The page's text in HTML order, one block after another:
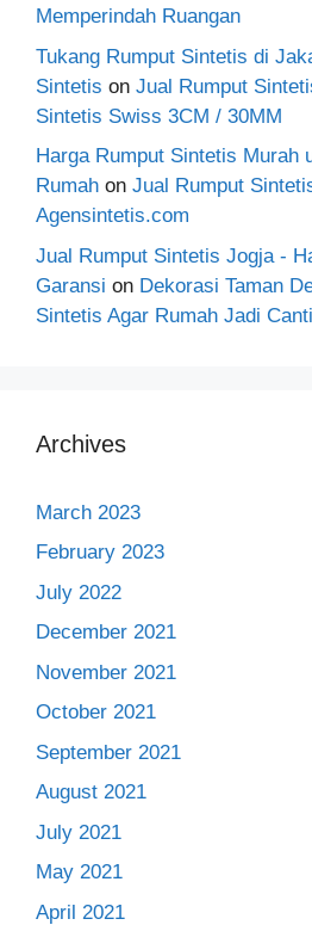
Memperindah Ruangan
Tukang Rumput Sintetis di
Sintetis on Jual Rumput
Sintetis Swiss 3CM / 30MM
Harga Rumput Sintetis Murah
Rumah on Jual Rumput
Agensintetis.com
Jual Rumput Sintetis Jogja -
Garansi on Dekorasi Taman
Sintetis Agar Rumah Jadi
Archives
March 2023
February 2023
July 2022
December 2021
November 2021
October 2021
September 2021
August 2021
July 2021
May 2021
April 2021